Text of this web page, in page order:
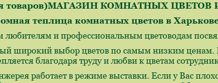
товаров)МАГАЗИН КОМНАТНЫХ
теплица комнатных цветов в
любителям и профессиональным цветоводам
широкий выбор цветов по самым низким ценам.
благодаря труду и любви к цветам
работает в режиме выставки. Если у Вас